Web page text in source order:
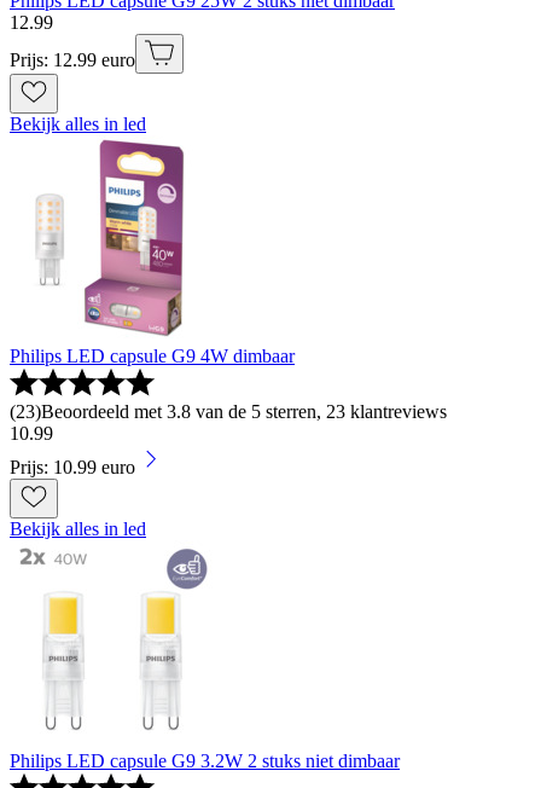
12.99
Prijs: 12.99 euro
Bekijk alles in led
Philips LED capsule G9 4W dimbaar
(23)Beoordeeld met 3.8 van de 5 sterren, 23 klantreviews
10.99
Prijs: 10.99 euro
Bekijk alles in led
Philips LED capsule G9 3.2W 2 stuks niet dimbaar